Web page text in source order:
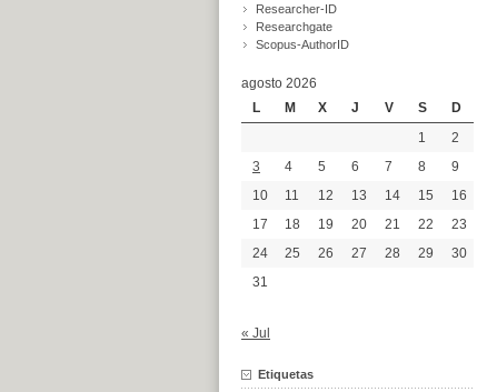
Researcher-ID
Researchgate
Scopus-AuthorID
agosto 2026
L
M X J V S
D
1
2
3
4 5 6 7 8
9
10
11 12 13 14 15
16
17
18 19 20 21 22
23
24
25 26 27 28 29
30
31
« Jul
Etiquetas